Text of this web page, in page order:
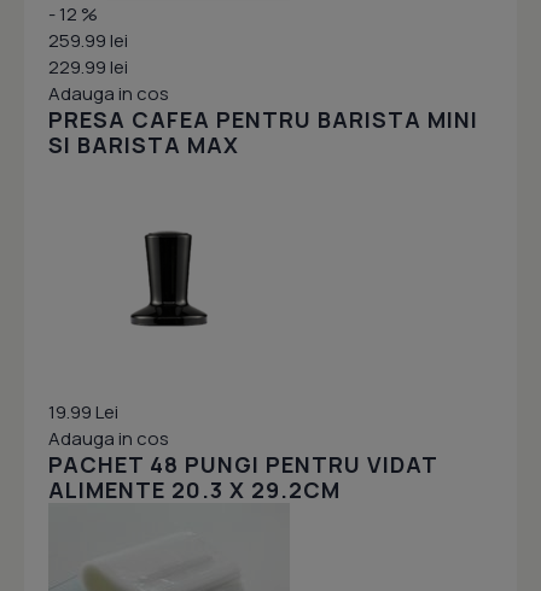
- 12 %
259.99 lei
229.99 lei
Adauga in cos
PRESA CAFEA PENTRU BARISTA MINI
SI BARISTA MAX
19.99 Lei
Adauga in cos
PACHET 48 PUNGI PENTRU VIDAT
ALIMENTE 20.3 X 29.2CM